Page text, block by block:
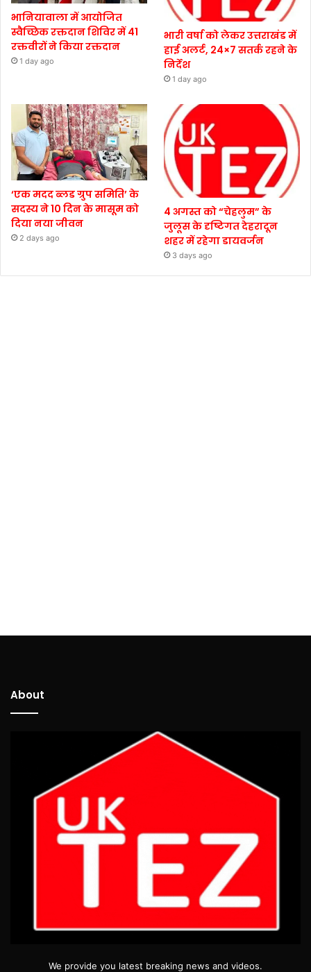
भानियावाला में आयोजित
स्वैच्छिक रक्तदान शिविर में 41
रक्तवीरों ने किया रक्तदान
1 day ago
भारी वर्षा को लेकर उत्तराखंड में
हाई अलर्ट, 24×7 सतर्क रहने के
निर्देश
1 day ago
‘एक मदद ब्लड ग्रुप समिति’ के
सदस्य ने 10 दिन के मासूम को
दिया नया जीवन
2 days ago
4 अगस्त को “चेहलुम” के
जुलूस के दृष्टिगत देहरादून
शहर में रहेगा डायवर्जन
3 days ago
About
We provide you latest breaking news and videos.